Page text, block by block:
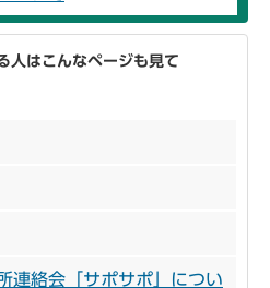
人はこんなページも見て
連絡会「サポサポ」につい